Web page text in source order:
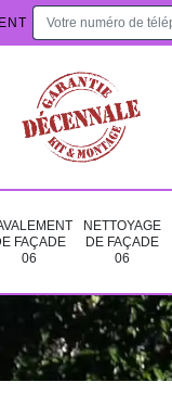
FAÇADE
06
NETTOYAGE
DE FAÇADE
06